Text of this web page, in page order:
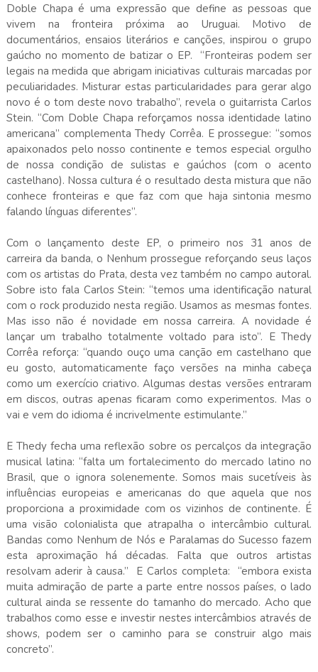
Doble Chapa é uma expressão que define as pessoas que
vivem na fronteira próxima ao Uruguai. Motivo de
documentários, ensaios literários e canções, inspirou o grupo
gaúcho no momento de batizar o EP. “Fronteiras podem ser
legais na medida que abrigam iniciativas culturais marcadas por
peculiaridades. Misturar estas particularidades para gerar algo
novo é o tom deste novo trabalho”, revela o guitarrista Carlos
Stein. “Com Doble Chapa reforçamos nossa identidade latino
americana” complementa Thedy Corrêa. E prossegue: “somos
apaixonados pelo nosso continente e temos especial orgulho
de nossa condição de sulistas e gaúchos (com o acento
castelhano). Nossa cultura é o resultado desta mistura que não
conhece fronteiras e que faz com que haja sintonia mesmo
falando línguas diferentes”.
Com o lançamento deste EP, o primeiro nos 31 anos de
carreira da banda, o Nenhum prossegue reforçando seus laços
com os artistas do Prata, desta vez também no campo autoral.
Sobre isto fala Carlos Stein: “temos uma identificação natural
com o rock produzido nesta região. Usamos as mesmas fontes.
Mas isso não é novidade em nossa carreira. A novidade é
lançar um trabalho totalmente voltado para isto”. E Thedy
Corrêa reforça: “quando ouço uma canção em castelhano que
eu gosto, automaticamente faço versões na minha cabeça
como um exercício criativo. Algumas destas versões entraram
em discos, outras apenas ficaram como experimentos. Mas o
vai e vem do idioma é incrivelmente estimulante.”
E Thedy fecha uma reflexão sobre os percalços da integração
musical latina: “falta um fortalecimento do mercado latino no
Brasil, que o ignora solenemente. Somos mais sucetíveis às
influências europeias e americanas do que aquela que nos
proporciona a proximidade com os vizinhos de continente. É
uma visão colonialista que atrapalha o intercâmbio cultural.
Bandas como Nenhum de Nós e Paralamas do Sucesso fazem
esta aproximação há décadas. Falta que outros artistas
resolvam aderir à causa.” E Carlos completa: “embora exista
muita admiração de parte a parte entre nossos países, o lado
cultural ainda se ressente do tamanho do mercado. Acho que
trabalhos como esse e investir nestes intercâmbios através de
shows, podem ser o caminho para se construir algo mais
concreto”.